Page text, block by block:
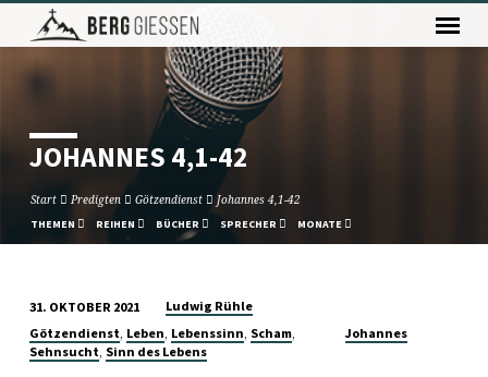
JOHANNES 4,1-42
Start Predigten Götzendienst Johannes 4,1-42
THEMEN REIHEN BÜCHER SPRECHER MONATE
JOHANNES
4,1-
31. OKTOBER 2021
Ludwig Rühle
Götzendienst, Leben, Lebenssinn, Scham,
Sehnsucht, Sinn des Lebens
Johannes